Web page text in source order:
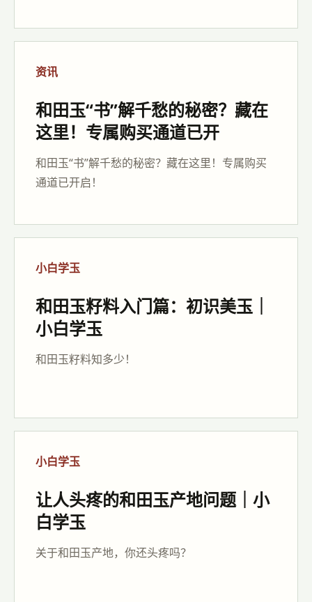
资讯
和田玉“书”解千愁的秘密？藏在
这里！专属购买通道已开
和田玉“书”解千愁的秘密？藏在这里！专属购买
通道已开启！
小白学玉
和田玉籽料入门篇：初识美玉｜
小白学玉
和田玉籽料知多少！
小白学玉
让人头疼的和田玉产地问题｜小
白学玉
关于和田玉产地，你还头疼吗？